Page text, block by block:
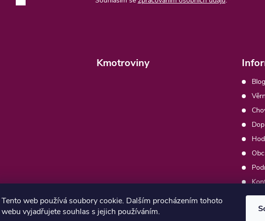
Tento web používá soubory cookie. Dalším procházením tohoto
webu vyjadřujete souhlas s jejich používáním.
Kmotroviny